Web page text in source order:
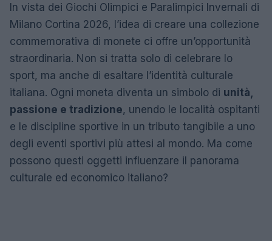
In vista dei Giochi Olimpici e Paralimpici Invernali di
Milano Cortina 2026, l’idea di creare una collezione
commemorativa di monete ci offre un’opportunità
straordinaria. Non si tratta solo di celebrare lo
sport, ma anche di esaltare l’identità culturale
italiana. Ogni moneta diventa un simbolo di unità,
passione e tradizione, unendo le località ospitanti
e le discipline sportive in un tributo tangibile a uno
degli eventi sportivi più attesi al mondo. Ma come
possono questi oggetti influenzare il panorama
culturale ed economico italiano?